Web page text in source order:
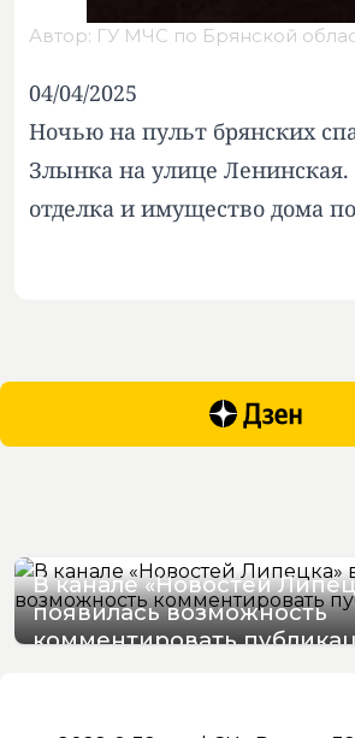
Автор: ГУ МЧС по Брянской
04/04/2025
Ночью на пульт брянских
Злынка на улице
отделка и имущество дома
В канале «Новостей
появилась возможность
комментировать